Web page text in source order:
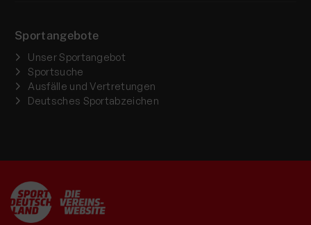
Sportangebote
Unser Sportangebot
Sportsuche
Ausfälle und Vertretungen
Deutsches Sportabzeichen